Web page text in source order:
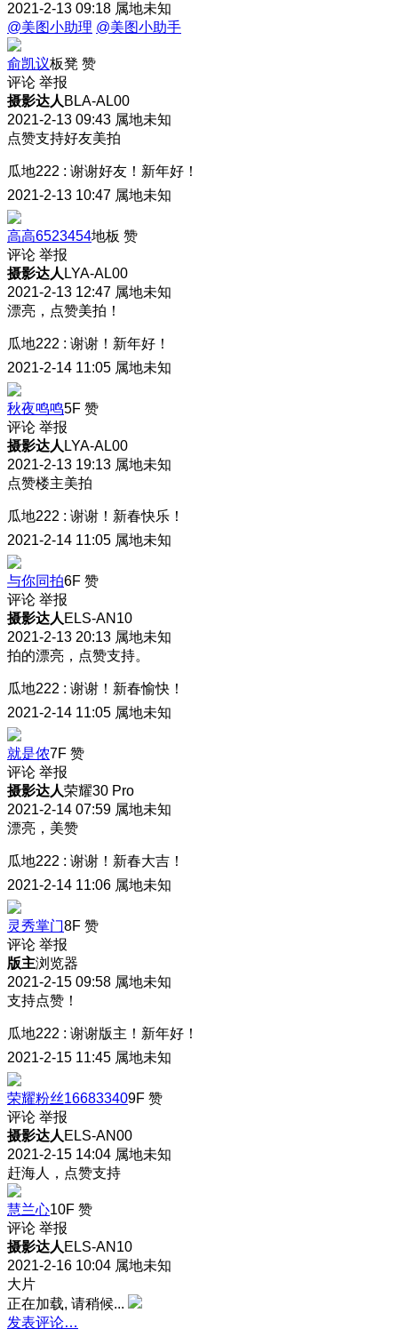
2021-2-13 09:18 属地未知
@美图小助理 @美图小助手
俞凯议板凳 赞
评论 举报
摄影达人 BLA-AL00
2021-2-13 09:43 属地未知
点赞支持好友美拍
瓜地222 : 谢谢好友！新年好！
2021-2-13 10:47 属地未知
高高6523454地板 赞
评论 举报
摄影达人 LYA-AL00
2021-2-13 12:47 属地未知
漂亮，点赞美拍！
瓜地222 : 谢谢！新年好！
2021-2-14 11:05 属地未知
秋夜鸣鸣5F 赞
评论 举报
摄影达人 LYA-AL00
2021-2-13 19:13 属地未知
点赞楼主美拍
瓜地222 : 谢谢！新春快乐！
2021-2-14 11:05 属地未知
与你同拍6F 赞
评论 举报
摄影达人 ELS-AN10
2021-2-13 20:13 属地未知
拍的漂亮，点赞支持。
瓜地222 : 谢谢！新春愉快！
2021-2-14 11:05 属地未知
就是侬7F 赞
评论 举报
摄影达人荣耀30 Pro
2021-2-14 07:59 属地未知
漂亮，美赞
瓜地222 : 谢谢！新春大吉！
2021-2-14 11:06 属地未知
灵秀掌门8F 赞
评论 举报
版主浏览器
2021-2-15 09:58 属地未知
支持点赞！
瓜地222 : 谢谢版主！新年好！
2021-2-15 11:45 属地未知
荣耀粉丝166833409F 赞
评论 举报
摄影达人 ELS-AN00
2021-2-15 14:04 属地未知
赶海人，点赞支持
慧兰心10F 赞
评论 举报
摄影达人 ELS-AN10
2021-2-16 10:04 属地未知
大片
正在加载, 请稍候...
发表评论…